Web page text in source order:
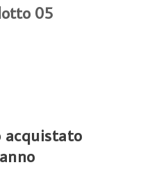
05
acquistato